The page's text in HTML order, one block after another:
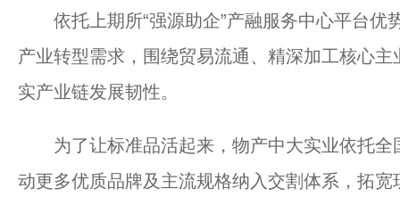
依托上期所“强源助企”产融服务中心平台优
产业转型需求，围绕贸易流通、精深加工核心
实产业链发展韧性。
为了让标准品活起来，物产中大实业依托全
动更多优质品牌及主流规格纳入交割体系，拓宽